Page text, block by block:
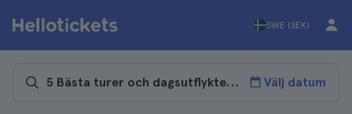
SWE (SEK)
Välj datum